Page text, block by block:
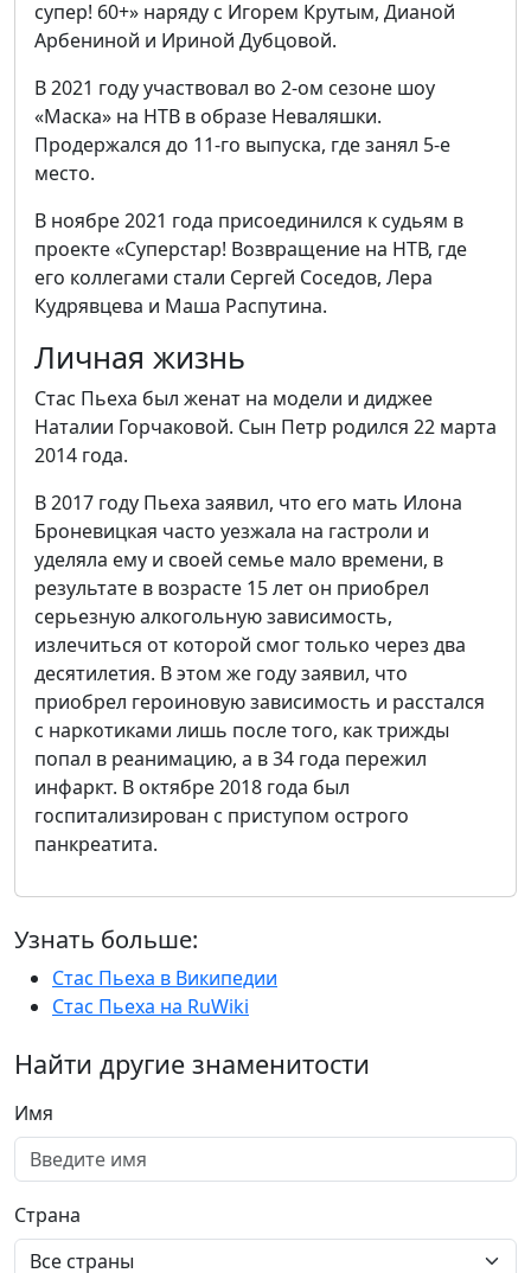
супер! 60+» наряду с Игорем Крутым, Дианой
Арбениной и Ириной Дубцовой.
В 2021 году участвовал во 2-ом сезоне шоу
«Маска» на НТВ в образе Неваляшки.
Продержался до 11-го выпуска, где занял 5-е
место.
В ноябре 2021 года присоединился к судьям в
проекте «Суперстар! Возвращение на НТВ, где
его коллегами стали Сергей Соседов, Лера
Кудрявцева и Маша Распутина.
Личная жизнь
Стас Пьеха был женат на модели и диджее
Наталии Горчаковой. Сын Петр родился 22 марта
2014 года.
В 2017 году Пьеха заявил, что его мать Илона
Броневицкая часто уезжала на гастроли и
уделяла ему и своей семье мало времени, в
результате в возрасте 15 лет он приобрел
серьезную алкогольную зависимость,
излечиться от которой смог только через два
десятилетия. В этом же году заявил, что
приобрел героиновую зависимость и расстался
с наркотиками лишь после того, как трижды
попал в реанимацию, а в 34 года пережил
инфаркт. В октябре 2018 года был
госпитализирован с приступом острого
панкреатита.
Узнать больше:
Стас Пьеха в Википедии
Стас Пьеха на RuWiki
Найти другие знаменитости
Имя
Страна